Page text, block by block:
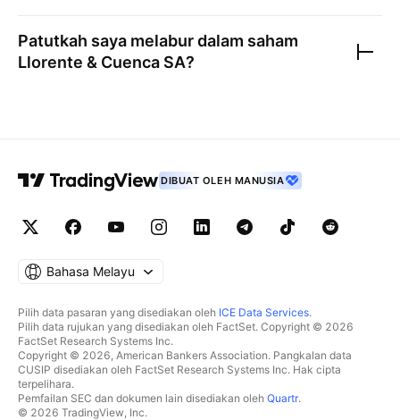
Patutkah saya melabur dalam saham
Llorente & Cuenca SA?
DIBUAT OLEH MANUSIA
Bahasa Melayu
Pilih data pasaran yang disediakan oleh ICE Data Services.
Pilih data rujukan yang disediakan oleh FactSet. Copyright © 2026
FactSet Research Systems Inc.
Copyright © 2026, American Bankers Association. Pangkalan data
CUSIP disediakan oleh FactSet Research Systems Inc. Hak cipta
terpelihara.
Pemfailan SEC dan dokumen lain disediakan oleh Quartr.
© 2026 TradingView, Inc.